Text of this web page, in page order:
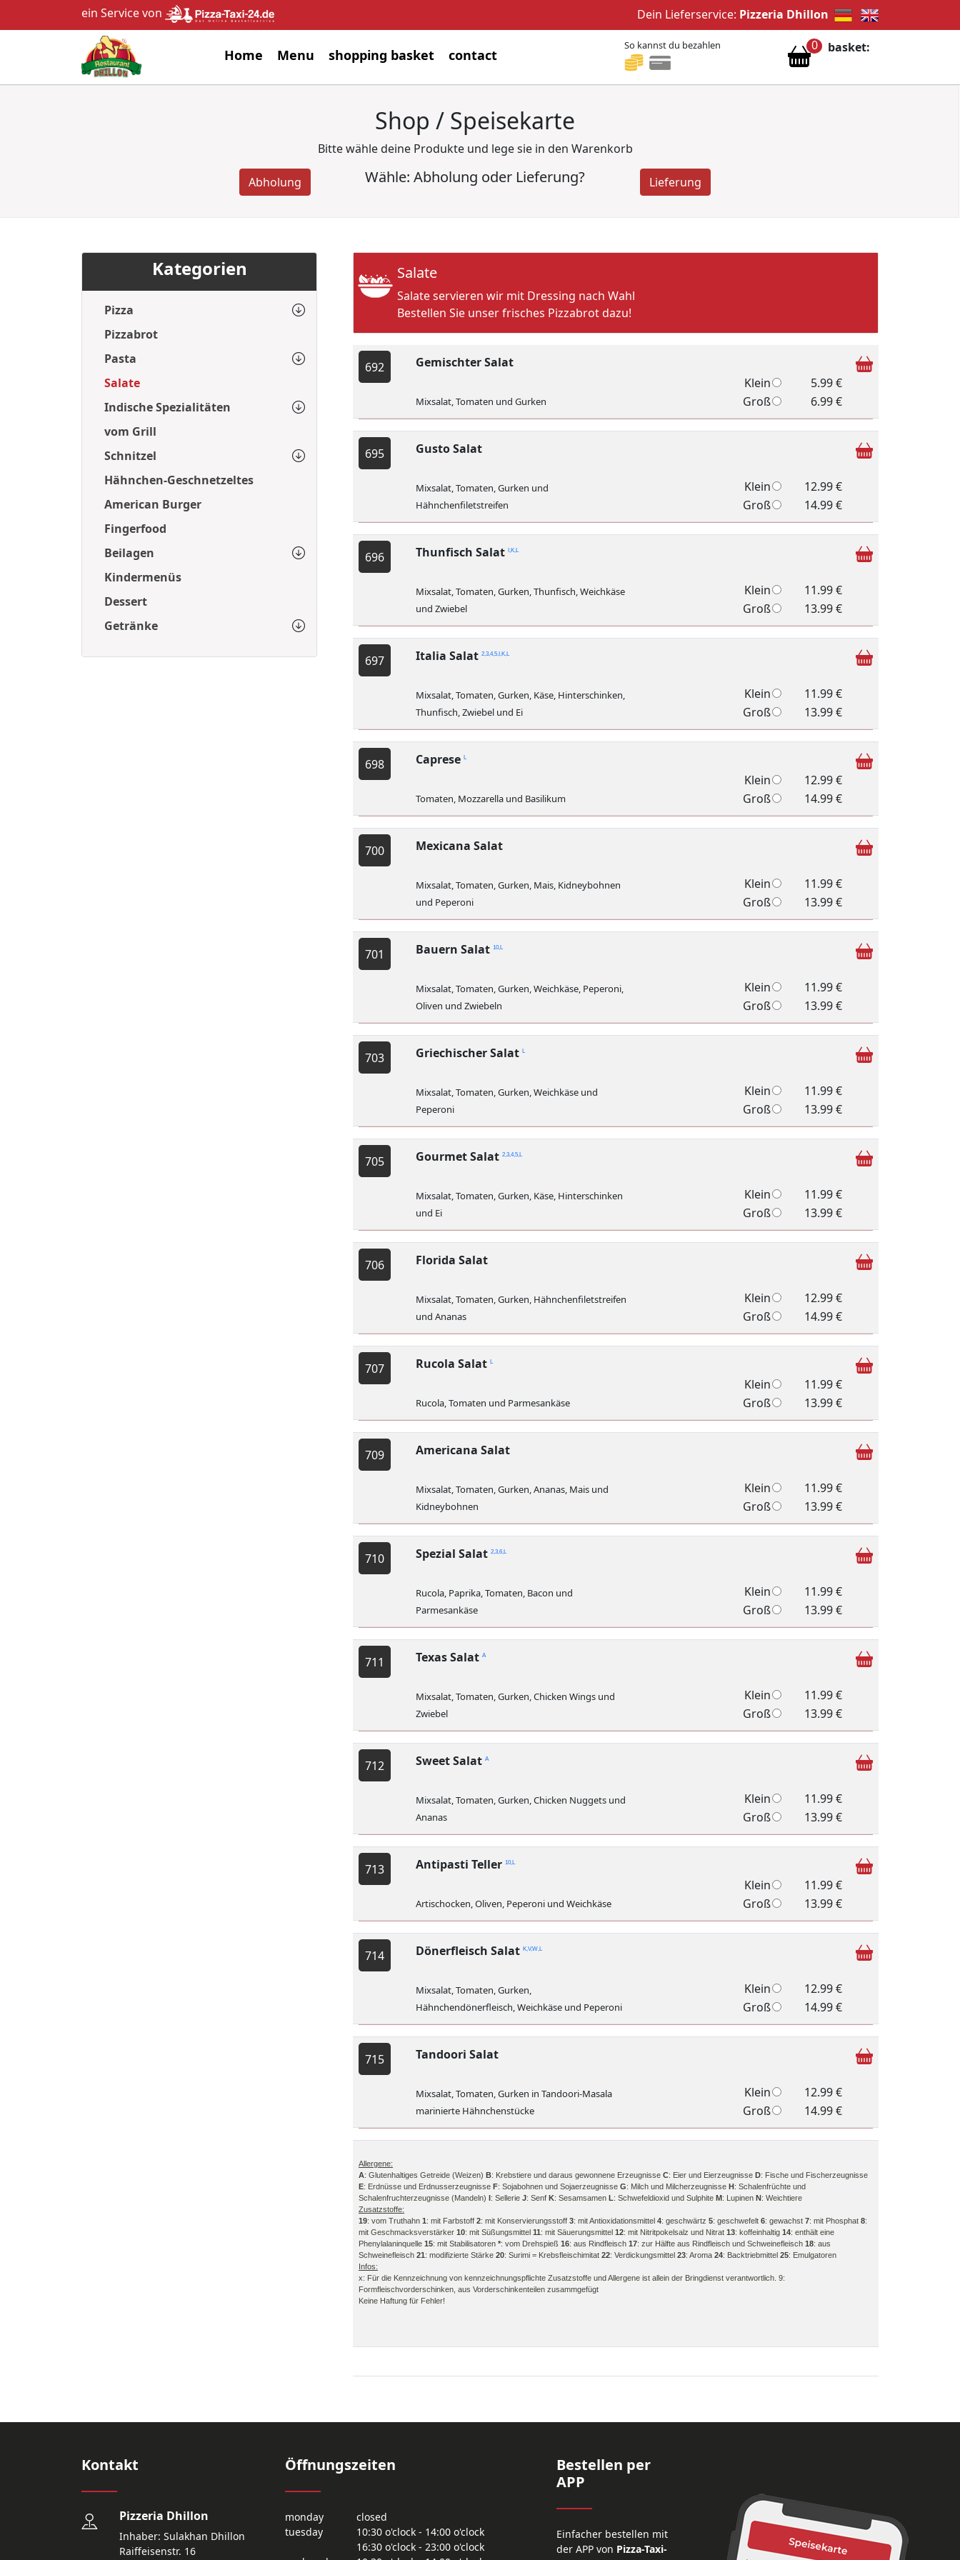
ein Service von Dein Lieferservice: Pizzeria Dhillon
Home Menu shopping basket contact
So kannst du bezahlen 0 basket:
Shop / Speisekarte
Bitte wähle deine Produkte und lege sie in den Warenkorb
Abholung Wähle: Abholung oder Lieferung? Lieferung
Kategorien
Pizza
Pizzabrot
Pasta
Salate
Indische Spezialitäten
vom Grill
Schnitzel
Hähnchen-Geschnetzeltes
American Burger
Fingerfood
Beilagen
Kindermenüs
Dessert
Getränke
Salate
Salate servieren wir mit Dressing nach Wahl
Bestellen Sie unser frisches Pizzabrot dazu!
692 Gemischter Salat
Mixsalat, Tomaten und Gurken
Klein
5.99 €
Groß
6.99 €
695 Gusto Salat
Mixsalat, Tomaten, Gurken und
Hähnchenfiletstreifen
Klein
12.99 €
Groß
14.99 €
696 Thunfisch Salat I,K,L
Mixsalat, Tomaten, Gurken, Thunfisch, Weichkäse
und Zwiebel
Klein
11.99 €
Groß
13.99 €
697 Italia Salat 2,3,4,5,I,K,L
Mixsalat, Tomaten, Gurken, Käse, Hinterschinken,
Thunfisch, Zwiebel und Ei
Klein
11.99 €
Groß
13.99 €
698 Caprese
Tomaten, Mozzarella und Basilikum
Klein
12.99 €
Groß
14.99 €
700 Mexicana Salat
Mixsalat, Tomaten, Gurken, Mais, Kidneybohnen
und Peperoni
Klein
11.99 €
Groß
13.99 €
701 Bauern Salat 10,L
Mixsalat, Tomaten, Gurken, Weichkäse, Peperoni,
Oliven und Zwiebeln
Klein
11.99 €
Groß
13.99 €
703 Griechischer Salat
Mixsalat, Tomaten, Gurken, Weichkäse und
Peperoni
Klein
11.99 €
Groß
13.99 €
705 Gourmet Salat 2,3,4,5,L
Mixsalat, Tomaten, Gurken, Käse, Hinterschinken
und Ei
Klein
11.99 €
Groß
13.99 €
706 Florida Salat
Mixsalat, Tomaten, Gurken, Hähnchenfiletstreifen
und Ananas
Klein
12.99 €
Groß
14.99 €
707 Rucola Salat
Rucola, Tomaten und Parmesankäse
Klein
11.99 €
Groß
13.99 €
709 Americana Salat
Mixsalat, Tomaten, Gurken, Ananas, Mais und
Kidneybohnen
Klein
11.99 €
Groß
13.99 €
710 Spezial Salat 2,3,6,L
Rucola, Paprika, Tomaten, Bacon und
Parmesankäse
Klein
11.99 €
Groß
13.99 €
711 Texas Salat A
Mixsalat, Tomaten, Gurken, Chicken Wings und
Zwiebel
Klein
11.99 €
Groß
13.99 €
712 Sweet Salat A
Mixsalat, Tomaten, Gurken, Chicken Nuggets und
Ananas
Klein
11.99 €
Groß
13.99 €
713 Antipasti Teller 10,L
Artischocken, Oliven, Peperoni und Weichkäse
Klein
11.99 €
Groß
13.99 €
714 Dönerfleisch Salat K,V,W,L
Mixsalat, Tomaten, Gurken,
Hähnchendönerfleisch, Weichkäse und Peperoni
Klein
12.99 €
Groß
14.99 €
715 Tandoori Salat
Mixsalat, Tomaten, Gurken in Tandoori-Masala
marinierte Hähnchenstücke
Klein
12.99 €
Groß
14.99 €
Allergene:
A: Glutenhaltiges Getreide (Weizen) B: Krebstiere und daraus gewonnene Erzeugnisse C: Eier und Eierzeugnisse D: Fische und Fischerzeugnisse
E: Erdnüsse und Erdnusserzeugnisse F: Sojabohnen und Sojaerzeugnisse G: Milch und Milcherzeugnisse H: Schalenfrüchte und
Schalenfruchterzeugnisse (Mandeln) I: Sellerie J: Senf K: Sesamsamen L: Schwefeldioxid und Sulphite M: Lupinen N: Weichtiere
Zusatzstoffe:
19: vom Truthahn 1: mit Farbstoff 2: mit Konservierungsstoff 3: mit Antioxidationsmittel 4: geschwärtz 5: geschwefelt 6: gewachst 7: mit Phosphat 8:
mit Geschmacksverstärker 10: mit Süßungsmittel 11: mit Säuerungsmittel 12: mit Nitritpokelsalz und Nitrat 13: koffeinhaltig 14: enthält eine
Phenylalaninquelle 15: mit Stabilisatoren *: vom Drehspieß 16: aus Rindfleisch 17: zur Hälfte aus Rindfleisch und Schweinefleisch 18: aus
Schweinefleisch 21: modifizierte Stärke 20: Surimi = Krebsfleischimitat 22: Verdickungsmittel 23: Aroma 24: Backtriebmittel 25: Emulgatoren
Infos:
x: Für die Kennzeichnung von kennzeichnungspflichte Zusatzstoffe und Allergene ist allein der Bringdienst verantwortlich. 9:
Formfleischvorderschinken, aus Vorderschinkenteilen zusammgefügt
Keine Haftung für Fehler!
Kontakt
Pizzeria Dhillon
Inhaber: Sulakhan Dhillon
Raiffeisenstr. 16
Öffnungszeiten
monday
closed
tuesday
10:30 o'clock - 14:00 o'clock
16:30 o'clock - 23:00 o'clock
Bestellen per
APP
Einfacher bestellen mit
der APP von Pizza-Taxi-